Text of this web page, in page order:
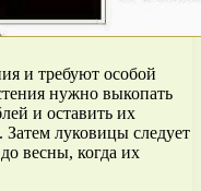
и требуют особой
нужно выкопать
и оставить их
Затем луковицы следует
весны, когда их